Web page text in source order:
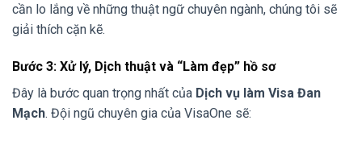
cần lo lắng về những thuật ngữ chuyên ngành, chúng tôi sẽ
giải thích cặn kẽ.
Bước 3: Xử lý, Dịch thuật và “Làm đẹp” hồ sơ
Đây là bước quan trọng nhất của Dịch vụ làm Visa Đan
Mạch. Đội ngũ chuyên gia của VisaOne sẽ: